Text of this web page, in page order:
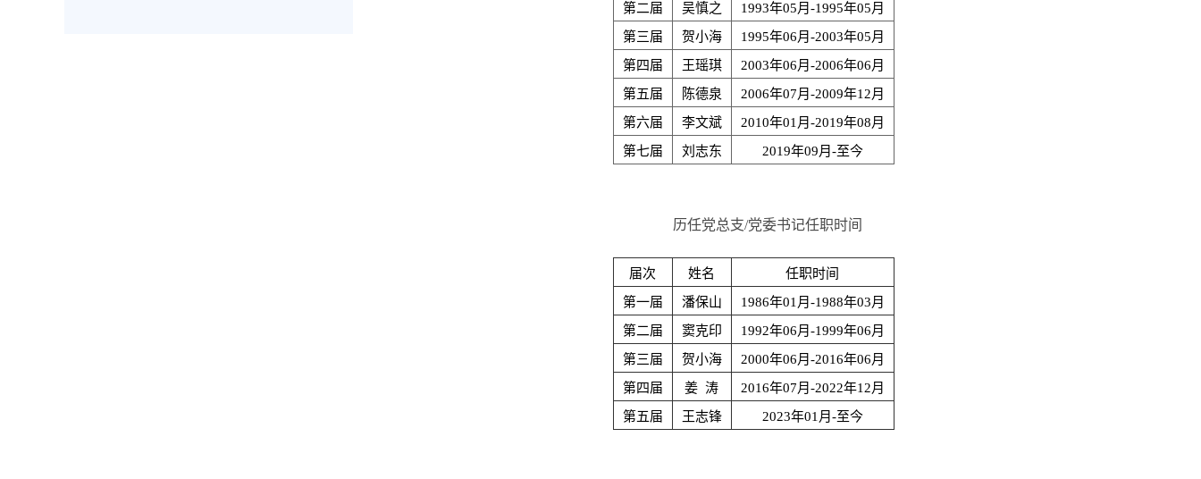
第二届
吴慎之
1993年05月-1995年05月
第三届
贺小海
1995年06月-2003年05月
第四届
王瑶琪
2003年06月-2006年06月
第五届
陈德泉
2006年07月-2009年12月
第六届
李文斌
2010年01月-2019年08月
第七届
刘志东 2019年09月-至今
历任党总支/党委书记任职时间
届次 姓名
任职时间
第一届
潘保山
1986年01月-1988年03月
第二届
窦克印
1992年06月-1999年06月
第三届
贺小海
2000年06月-2016年06月
第四届
姜 涛
2016年07月-2022年12月
第五届
王志锋 2023年01月-至今